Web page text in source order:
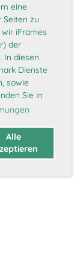
eine
Seiten zu
iFrames
der
In diesen
Dienste
sowie
Sie in
Alle